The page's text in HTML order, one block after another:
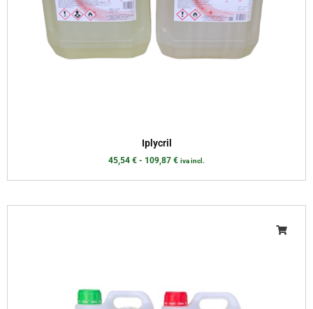
Iplycril
45,54 € - 109,87 € iva incl.